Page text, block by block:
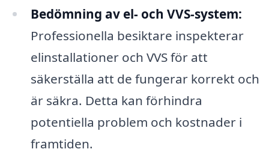
Bedömning av el- och VVS-system:
Professionella besiktare inspekterar
elinstallationer och VVS för att
säkerställa att de fungerar korrekt och
är säkra. Detta kan förhindra
potentiella problem och kostnader i
framtiden.